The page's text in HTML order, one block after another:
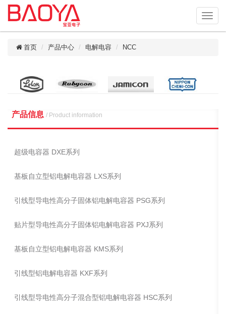
首页 产品中心 电解电容 NCC
产品信息 / Product information
超级电容器 DXE系列
基板自立型铝电解电容器 LXS系列
引线型导电性高分子固体铝电解电容器 PSG系列
贴片型导电性高分子固体铝电解电容器 PXJ系列
基板自立型铝电解电容器 KMS系列
引线型铝电解电容器 KXF系列
引线型导电性高分子混合型铝电解电容器 HSC系列